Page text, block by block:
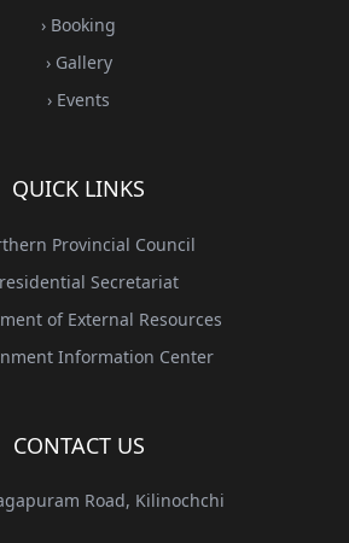
› Booking
› Gallery
› Events
QUICK LINKS
Provincial Council
Secretariat
of External Resources
Information Center
CONTACT US
Road, Kilinochchi